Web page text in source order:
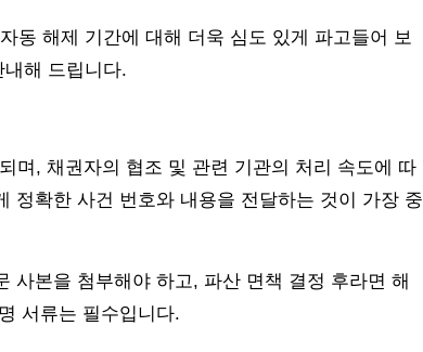
동 해제 기간에 대해 더욱 심도 있게 파고들어 보
해 드립니다.
며, 채권자의 협조 및 관련 기관의 처리 속도에 따
정확한 사건 번호와 내용을 전달하는 것이 가장 중
사본을 첨부해야 하고, 파산 면책 결정 후라면 해
서류는 필수입니다.